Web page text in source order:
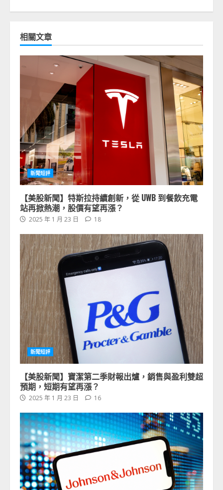
相關文章
新聞短評
【美股新聞】特斯拉持續創新，從 UWB 到餐飲充電
站再掀熱潮，股價有望再漲？
2025 年 1 月 23 日 18
新聞短評
【美股新聞】寶潔第二季財報出爐，銷售與盈利雙超
預期，短期有望再漲？
2025 年 1 月 23 日 16